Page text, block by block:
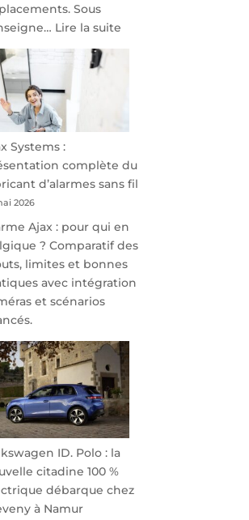
Sous
Lire la suite
Park
redessine
parking
sécurisé
à
l’aéroport
Systems :
complète du
d’alarmes sans fil
2026
Ajax : pour qui en
? Comparatif des
limites et bonnes
avec intégration
et scénarios
ID. Polo : la
citadine 100 %
débarque chez
à Namur